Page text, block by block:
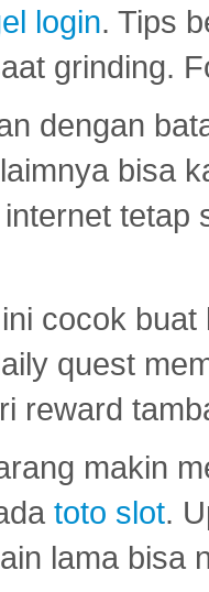
login. Tips
grinding.
dengan
bisa
tetap
cocok
quest
reward
makin
toto slot.
lama bisa